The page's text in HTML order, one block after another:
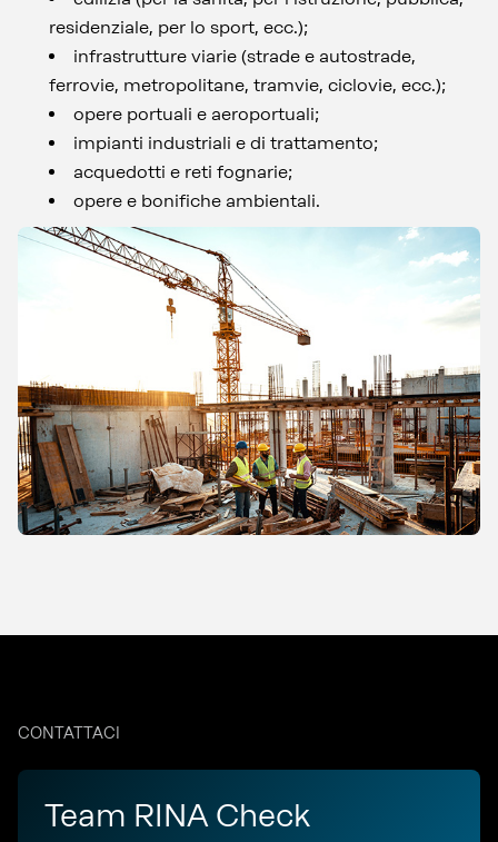
residenziale, per lo sport, ecc.);
infrastrutture viarie (strade e autostrade,
ferrovie, metropolitane, tramvie, ciclovie, ecc.);
opere portuali e aeroportuali;
impianti industriali e di trattamento;
acquedotti e reti fognarie;
opere e bonifiche ambientali.
CONTATTACI
Team RINA Check